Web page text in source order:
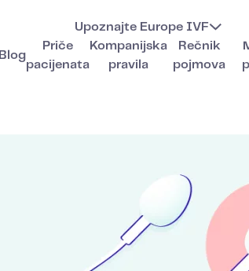
Upoznajte Europe IVF
Blog
Priče
pacijenata
Kompanijska
pravila
Rečnik
pojmova